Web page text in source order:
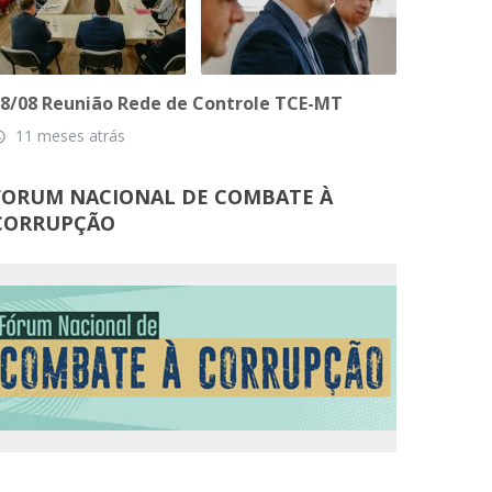
08 Reunião Rede de Controle TCE-MT
11 meses atrás
NACIONAL DE COMBATE À